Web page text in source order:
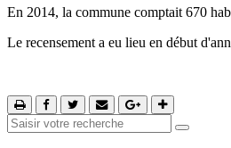
En 2014, la commune comptait 670
Le recensement a eu lieu en début